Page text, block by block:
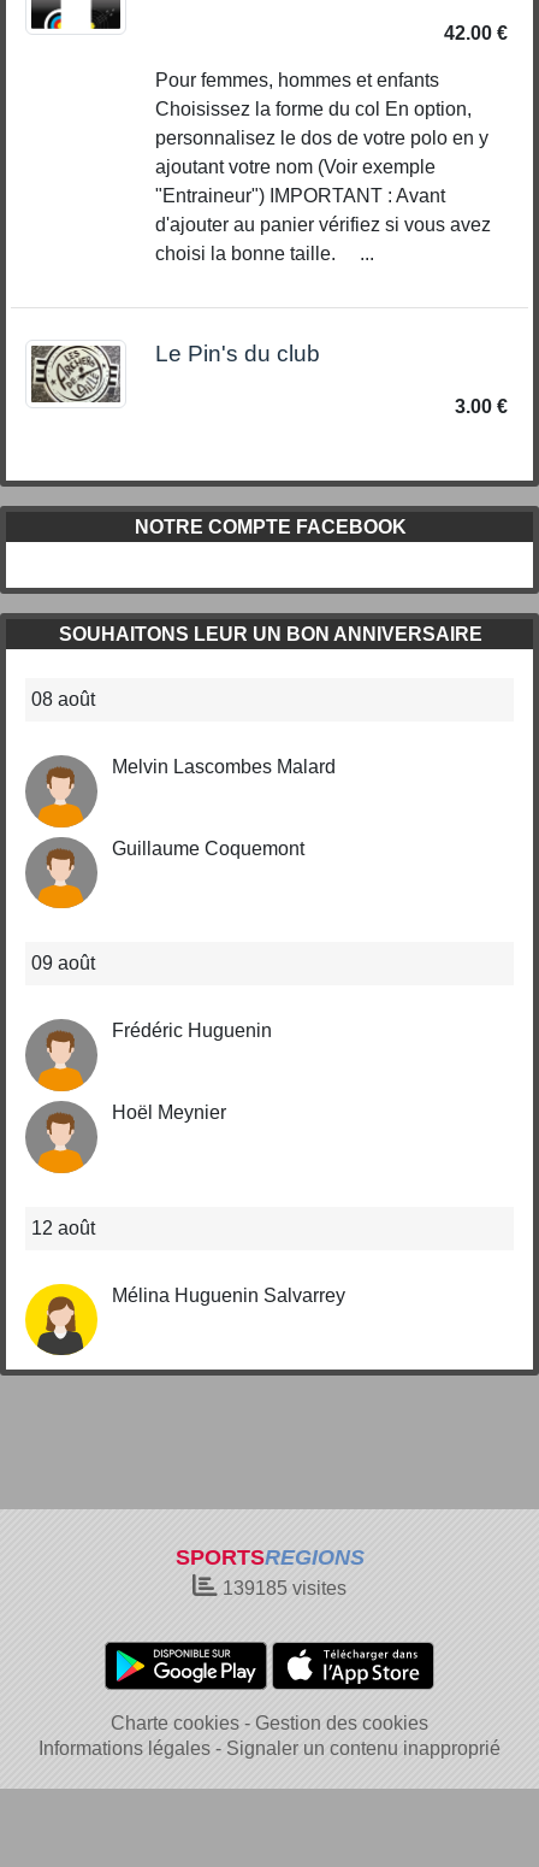
42.00 €
Pour femmes, hommes et enfants
Choisissez la forme du col En option,
personnalisez le dos de votre polo en y
ajoutant votre nom (Voir exemple
"Entraineur") IMPORTANT : Avant
d'ajouter au panier vérifiez si vous avez
choisi la bonne taille. ...
Le Pin's du club
3.00 €
NOTRE COMPTE FACEBOOK
SOUHAITONS LEUR UN BON ANNIVERSAIRE
08 août
Melvin Lascombes Malard
Guillaume Coquemont
09 août
Frédéric Huguenin
Hoël Meynier
12 août
Mélina Huguenin Salvarrey
SPORTSREGIONS
139185 visites
Charte cookies
Gestion des cookies
Informations légales
Signaler un contenu inapproprié